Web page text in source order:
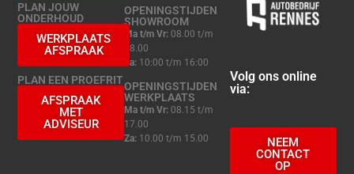
Volg ons online
via:
NEEM
CONTACT
OP
OPENINGSTIJDEN
SHOWROOM
Ma t/m Vr:08.00 t/m
18.00
Za:10:00 t/m 16:00
OPENINGSTIJDEN
WERKPLAATS
Ma t/m Vr:08.15 t/m
17.00
Za:10.00 t/m 15.00
PLAN JOUW
ONDERHOUD
WERKPLAATS
AFSPRAAK
PLAN EEN PROEFRIT
AFSPRAAK
MET
ADVISEUR